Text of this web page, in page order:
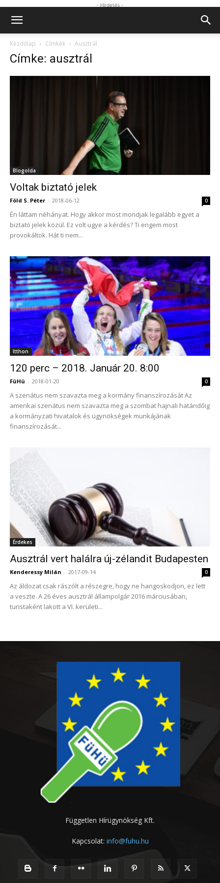
- Hirdetés -
Kezdőlap Címkék Ausztrál
Címke: ausztrál
Blogolda
Voltak biztató jelek
Föld S. Péter - 2018-06-12 0
Én láttam néhányat. Hogy akkor most mondjak legalább egyet a
biztató jelek közül. Ez volt ugye a kérdés? Ti engem most
provokáltok. Hát ti nem...
Itthon
120 perc – 2018. Január 20. 8:00
FüHü - 2018-01-20 0
A szenátus nem szavazta meg a kormány finanszírozását Az
amerikai szenátus nem szavazta meg a szombat hajnali határidőig
a kormányzati hivatalok és ügynökségek munkájának
finanszírozását...
Érdekes
Ausztrál vert halálra új-zélandit Budapesten
Kenderessy Milán - 2017-09-14 0
Az áldozat csak rászólt a részegre, hogy ne hangoskodjon, ez lett
a veszte. A 26 éves ausztrál állampolgár 2016 márciusában,
turistaként lakott a VI. kerületi...
Független Hírügynökség Kft.
Kapcsolat: info@fuhu.hu